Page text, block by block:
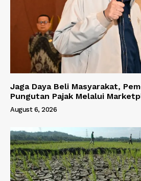
Jaga Daya Beli Masyarakat,
Pungutan Pajak Melalui
August 6, 2026